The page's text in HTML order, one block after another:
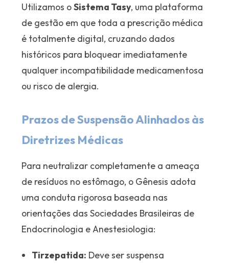
Utilizamos oSistema Tasy, uma plataforma
de gestão em que toda a prescrição médica
é totalmente digital, cruzando dados
históricos para bloquear imediatamente
qualquer incompatibilidade medicamentosa
ou risco de alergia.
Prazos de Suspensão Alinhados às
Diretrizes Médicas
Para neutralizar completamente a ameaça
de resíduos no estômago, o Gênesis adota
uma conduta rigorosa baseada nas
orientações das Sociedades Brasileiras de
Endocrinologia e Anestesiologia:
Tirzepatida: Deve ser suspensa